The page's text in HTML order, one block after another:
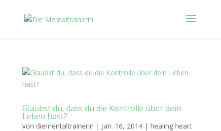
Glaubst du, dass du die Kontrolle über dein
Leben hast?
von diementaltrainerin | Jan. 16, 2014| healing heart